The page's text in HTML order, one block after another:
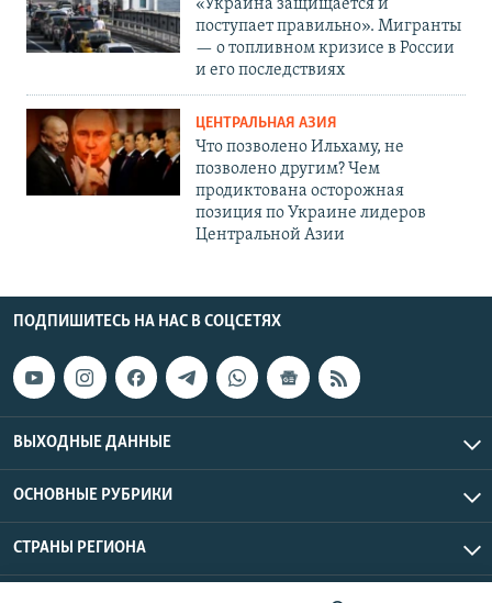
«Украина защищается и
поступает правильно». Мигранты
— о топливном кризисе в России
и его последствиях
ЦЕНТРАЛЬНАЯ АЗИЯ
Что позволено Ильхаму, не
позволено другим? Чем
продиктована осторожная
позиция по Украине лидеров
Центральной Азии
ПОДПИШИТЕСЬ НА НАС В СОЦСЕТЯХ
ВЫХОДНЫЕ ДАННЫЕ
ОСНОВНЫЕ РУБРИКИ
СТРАНЫ РЕГИОНА